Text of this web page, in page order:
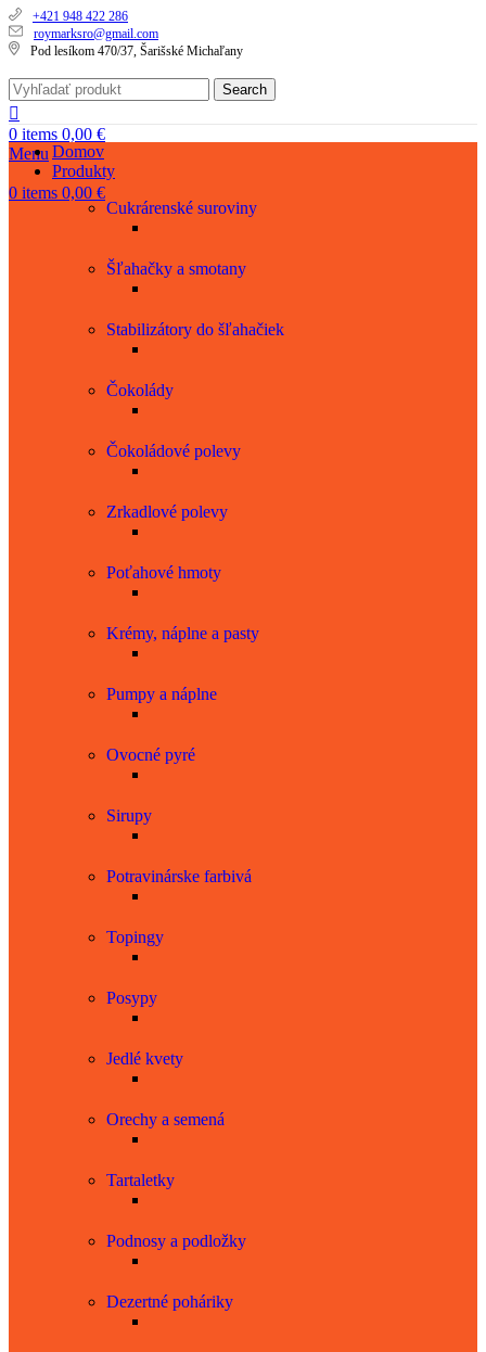
+421 948 422 286
roymarksro@gmail.com
Pod lesíkom 470/37, Šarišské Michaľany
Search
0 items 0,00 €
Menu
0 items 0,00 €
Domov
Produkty
Cukrárenské suroviny
Šľahačky a smotany
Stabilizátory do šľahačiek
Čokolády
Čokoládové polevy
Zrkadlové polevy
Poťahové hmoty
Krémy, náplne a pasty
Pumpy a náplne
Ovocné pyré
Sirupy
Potravinárske farbivá
Topingy
Posypy
Jedlé kvety
Orechy a semená
Tartaletky
Podnosy a podložky
Dezertné poháriky